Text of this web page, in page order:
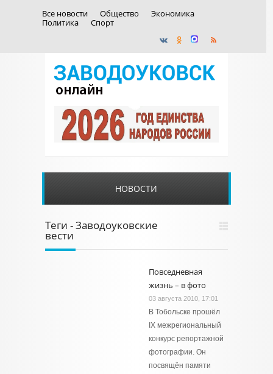
Все новости Общество
Экономика
Политика
Спорт
НОВОСТИ
Теги - Заводоуковские
вести
Повседневная
жизнь – в фото
03 августа 2010, 17:01
В Тобольске прошёл
IX межрегиональный
конкурс репортажной
фотографии. Он
посвящён памяти